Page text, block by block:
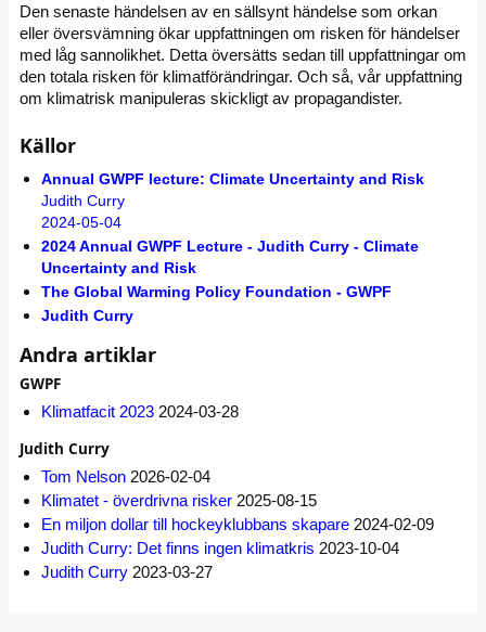
Den senaste händelsen av en sällsynt händelse som orkan
eller översvämning ökar uppfattningen om risken för händelser
med låg sannolikhet. Detta översätts sedan till uppfattningar om
den totala risken för klimatförändringar. Och så, vår uppfattning
om klimatrisk manipuleras skickligt av propagandister.
Källor
Annual GWPF lecture: Climate Uncertainty and Risk
Judith Curry
2024-05-04
2024 Annual GWPF Lecture - Judith Curry - Climate
Uncertainty and Risk
The Global Warming Policy Foundation - GWPF
Judith Curry
Andra artiklar
GWPF
Klimatfacit 2023 2024-03-28
Judith Curry
Tom Nelson 2026-02-04
Klimatet - överdrivna risker 2025-08-15
En miljon dollar till hockeyklubbans skapare 2024-02-09
Judith Curry: Det finns ingen klimatkris 2023-10-04
Judith Curry 2023-03-27